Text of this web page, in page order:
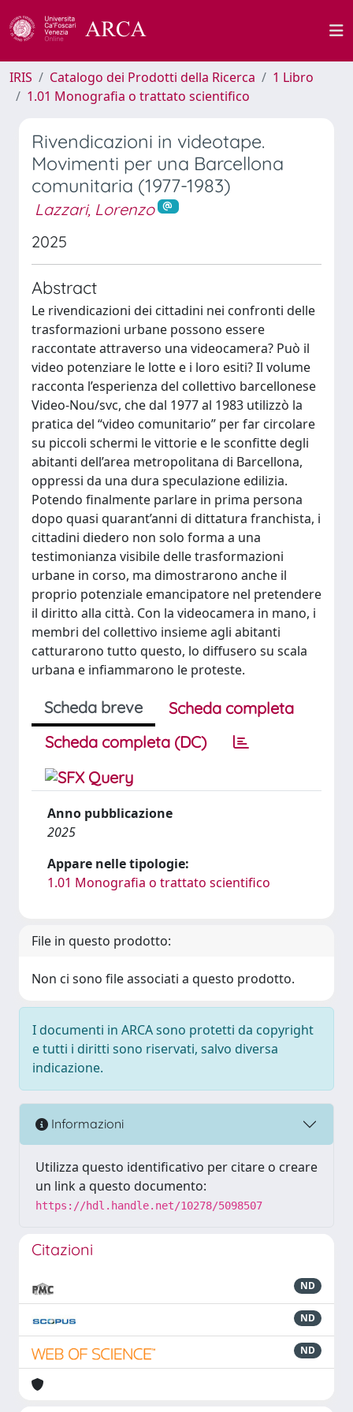
IRIS Catalogo dei Prodotti della Ricerca
1 Libro
1.01 Monografia o trattato scientifico
Rivendicazioni in videotape.
Movimenti per una Barcellona
comunitaria (1977-1983)
Lazzari, Lorenzo
2025
Abstract
Le rivendicazioni dei cittadini nei confronti delle
trasformazioni urbane possono essere
raccontate attraverso una videocamera? Può il
video potenziare le lotte e i loro esiti? Il volume
racconta l’esperienza del collettivo barcellonese
Video-Nou/svc, che dal 1977 al 1983 utilizzò la
pratica del “video comunitario” per far circolare
su piccoli schermi le vittorie e le sconfitte degli
abitanti dell’area metropolitana di Barcellona,
oppressi da una dura speculazione edilizia.
Potendo finalmente parlare in prima persona
dopo quasi quarant’anni di dittatura franchista, i
cittadini diedero non solo forma a una
testimonianza visibile delle trasformazioni
urbane in corso, ma dimostrarono anche il
proprio potenziale emancipatore nel pretendere
il diritto alla città. Con la videocamera in mano, i
membri del collettivo insieme agli abitanti
catturarono tutto questo, lo diffusero su scala
urbana e infiammarono le proteste.
Scheda breve
Scheda completa
Scheda completa (DC)
Anno pubblicazione
2025
Appare nelle tipologie:
1.01 Monografia o trattato scientifico
File in questo prodotto:
Non ci sono file associati a questo prodotto.
I documenti in ARCA sono protetti da copyright
e tutti i diritti sono riservati, salvo diversa
indicazione.
Informazioni
Utilizza questo identificativo per citare o creare
un link a questo documento:
https://hdl.handle.net/10278/5098507
Citazioni
ND
ND
ND